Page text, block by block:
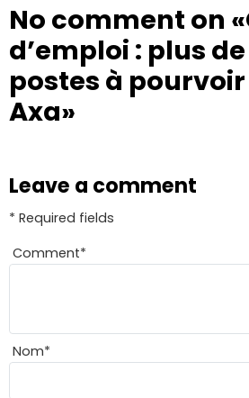
No comment on
d’emploi : plus
postes à
Axa»
Leave a comment
* Required fields
Comment*
Nom*